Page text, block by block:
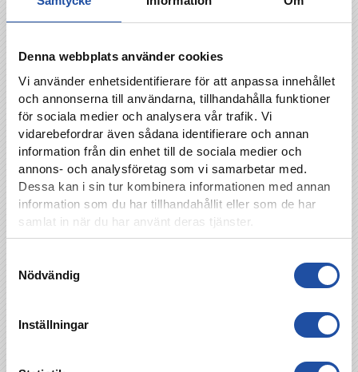
Denna webbplats använder cookies
Vi använder enhetsidentifierare för att anpassa innehållet
och annonserna till användarna, tillhandahålla funktioner
för sociala medier och analysera vår trafik. Vi
vidarebefordrar även sådana identifierare och annan
information från din enhet till de sociala medier och
annons- och analysföretag som vi samarbetar med.
Dessa kan i sin tur kombinera informationen med annan
information som du har tillhandahållit eller som de har
samlat in när du har använt deras tjänster.
Nödvändig
Inställningar
Först och främst har vi självförtroende från
efter uppehållet. Sen tycker jag att vi göra en
matchplan till punkt och pricka, avslutar Sema.
Matchfakta
Mjällby AIF – IFK Norrköping 0-1 (0-1),
Allsvenskan (10/30), Strandvallen
Mål: 0-1 Maic Sema 4′.
Varningar: IFK: Viktor Agardius (44′). MAIF: David
Löfquist (60′), Ivan Kricak (75′), Ludvig Carlius
(79′).
Domare: Adam Ladebäck.
(68’Kristoffer Khazeni), Henrik Castegren, Viktor
Telo (91′ Manasse Kusu)- Maic Sema (68′ Samuel